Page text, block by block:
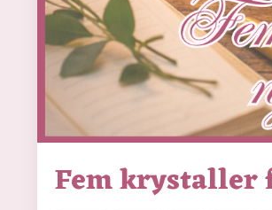
Fem krystaller